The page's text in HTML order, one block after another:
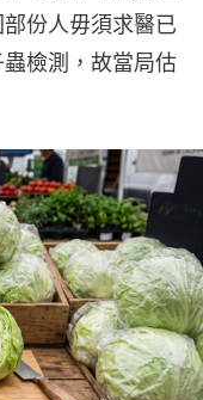
份人毋須求醫已
檢測，故當局估